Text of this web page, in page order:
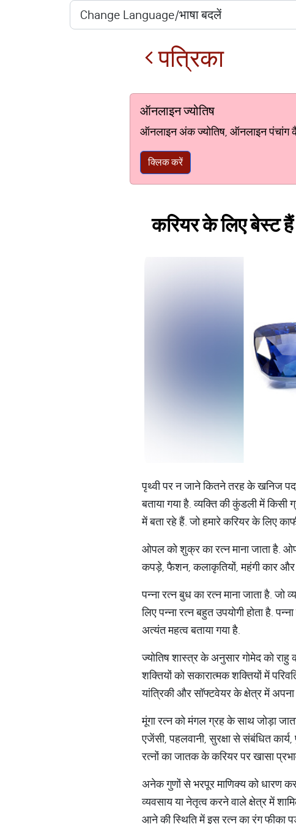
पत्रिका
ऑनलाइन ज्योतिष
ऑनलाइन अंक ज्योतिष, ऑनलाइन पंचांग
क्लिक करें
करियर के लिए बेस्ट
पृथ्वी पर न जाने कितने तरह के खनिज
बताया गया है. व्यक्ति की कुंडली में किसी
में बता रहे हैं. जो हमारे करियर के लिए
ओपल को शुक्र का रत्न माना जाता है.
कपड़े, फैशन, कलाकृतियों, महंगी कार और
पन्ना रत्न बुध का रत्न माना जाता है. जो
लिए पन्ना रत्न बहुत उपयोगी होता है.
अत्यंत महत्व बताया गया है.
ज्योतिष शास्त्र के अनुसार गोमेद को राहु
शक्तियों को सकारात्मक शक्तियों में
यांत्रिकी और सॉफ्टवेयर के क्षेत्र में
मूंगा रत्न को मंगल ग्रह के साथ जोड़ा
एजेंसी, पहलवानी, सुरक्षा से संबंधित
रत्नों का जातक के करियर पर खासा
अनेक गुणों से भरपूर माणिक्य को धारण
व्यवसाय या नेतृत्व करने वाले क्षेत्र में
आने की स्थिति में इस रत्न का रंग